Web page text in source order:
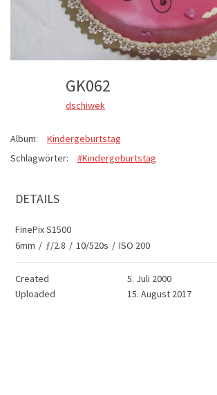
GK062
dschiwek
Album:
Kindergeburtstag
Schlagwörter:
#Kindergeburtstag
DETAILS
FinePix S1500
6mm / ƒ/2.8 / 10/520s / ISO 200
Created
5. Juli 2000
Uploaded
15. August 2017